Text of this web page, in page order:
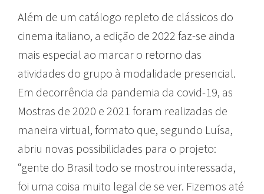
Além de um catálogo repleto de clássicos do
cinema italiano, a edição de 2022 faz-se ainda
mais especial ao marcar o retorno das
atividades do grupo à modalidade presencial.
Em decorrência da pandemia da covid-19, as
Mostras de 2020 e 2021 foram realizadas de
maneira virtual, formato que, segundo Luísa,
abriu novas possibilidades para o projeto:
“gente do Brasil todo se mostrou interessada,
foi uma coisa muito legal de se ver. Fizemos até